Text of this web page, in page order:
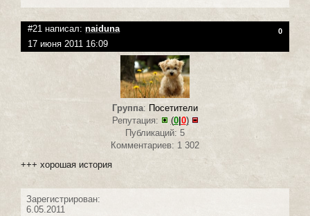
#21 написал: naiduna 0
17 июня 2011 16:09
Группа: Посетители
Репутация:
(0| 0)
Публикаций: 5
Комментариев: 1 302
+++ хорошая история
Зарегистрирован:
6.05.2011